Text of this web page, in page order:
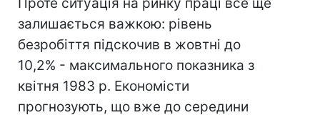
залишається важкою: рівень
безробіття підскочив в жовтні до
10,2% - максимального показника з
квітня 1983 р. Економісти
прогнозують, що вже до середини